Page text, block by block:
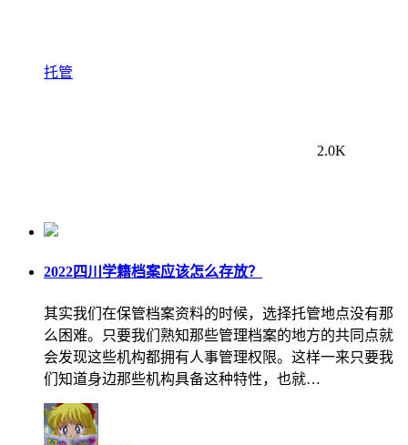
托管
2.0K
2022四川学籍档案应该怎么存放？
其实我们在保管档案资料的时候，选择托管地点没有那
么困难。只要我们熟知那些管理档案的地方的共同点就
会发现这些机构都拥有人事管理权限。这样一来只要我
们知道身边那些机构具备这种特性，也就…